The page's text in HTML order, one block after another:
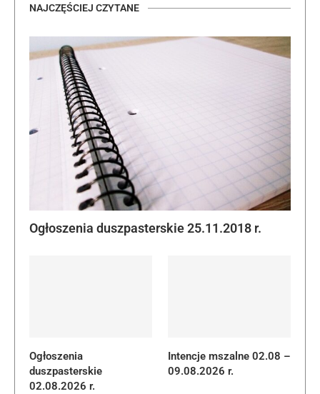
NAJCZĘŚCIEJ CZYTANE
Ogłoszenia duszpasterskie 25.11.2018 r.
Ogłoszenia
duszpasterskie
02.08.2026 r.
Intencje mszalne 02.08 –
09.08.2026 r.